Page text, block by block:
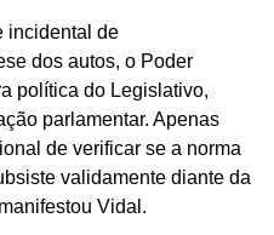
incidental de
dos autos, o Poder
política do Legislativo,
parlamentar. Apenas
de verificar se a norma
validamente diante da
Vidal.